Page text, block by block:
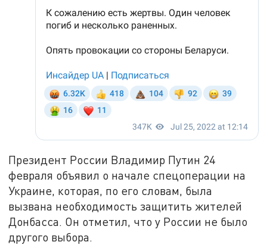
Президент России Владимир Путин 24
февраля объявил о начале спецоперации на
Украине, которая, по его словам, была
вызвана необходимость защитить жителей
Донбасса. Он отметил, что у России не было
другого выбора.